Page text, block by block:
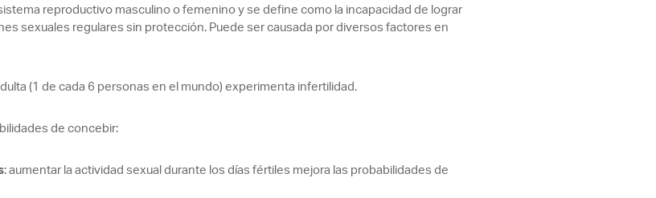
reproductivo masculino o femenino y se define como la incapacidad de lograr
sexuales regulares sin protección. Puede ser causada por diversos factores en
(1 de cada 6 personas en el mundo) experimenta infertilidad.
de concebir:
: aumentar la actividad sexual durante los días fértiles mejora las probabilidades de